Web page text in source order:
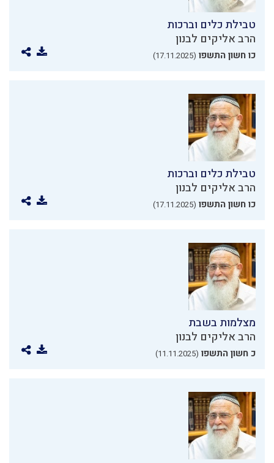
טבילת כלים וברכות
הרב אליקים לבנון
כו חשון התשפו (17.11.2025)
טבילת כלים וברכות
הרב אליקים לבנון
כו חשון התשפו (17.11.2025)
מצלמות בשבת
הרב אליקים לבנון
כ חשון התשפו (11.11.2025)